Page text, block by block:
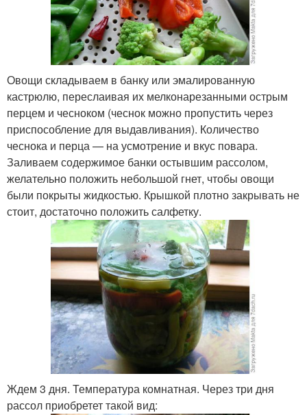
Овощи складываем в банку или эмалированную
кастрюлю, переслаивая их мелконарезанными острым
перцем и чесноком (чеснок можно пропустить через
приспособление для выдавливания). Количество
чеснока и перца — на усмотрение и вкус повара.
Заливаем содержимое банки остывшим рассолом,
желательно положить небольшой гнет, чтобы овощи
были покрыты жидкостью. Крышкой плотно закрывать не
стоит, достаточно положить салфетку.
Ждем 3 дня. Температура комнатная. Через три дня
рассол приобретет такой вид: